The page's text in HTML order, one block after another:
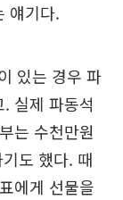
얘기다.
있는 경우 파
실제 파동석
는 수천만원
도 했다. 때
에게 선물을